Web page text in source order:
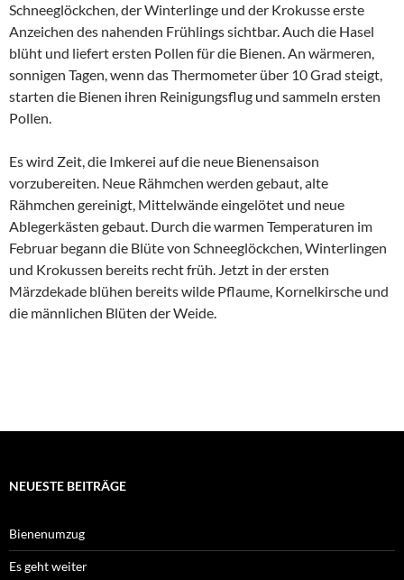
Schneeglöckchen, der Winterlinge und der Krokusse erste
Anzeichen des nahenden Frühlings sichtbar. Auch die Hasel
blüht und liefert ersten Pollen für die Bienen. An wärmeren,
sonnigen Tagen, wenn das Thermometer über 10 Grad steigt,
starten die Bienen ihren Reinigungsflug und sammeln ersten
Pollen.
Es wird Zeit, die Imkerei auf die neue Bienensaison
vorzubereiten. Neue Rähmchen werden gebaut, alte
Rähmchen gereinigt, Mittelwände eingelötet und neue
Ablegerkästen gebaut. Durch die warmen Temperaturen im
Februar begann die Blüte von Schneeglöckchen, Winterlingen
und Krokussen bereits recht früh. Jetzt in der ersten
Märzdekade blühen bereits wilde Pflaume, Kornelkirsche und
die männlichen Blüten der Weide.
NEUESTE BEITRÄGE
Bienenumzug
Es geht weiter